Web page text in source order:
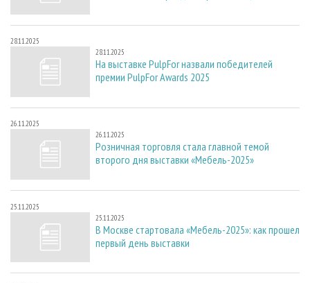
28.11.2025
28.11.2025
На выставке PulpFor назвали победителей
премии PulpFor Awards 2025
26.11.2025
26.11.2025
Розничная торговля стала главной темой
второго дня выставки «Мебель-2025»
25.11.2025
25.11.2025
В Москве стартовала «Мебель-2025»: как прошел
первый день выставки